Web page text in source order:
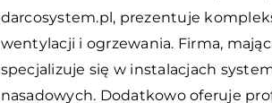
darcosystem.pl, prezentuje
wentylacji i ogrzewania. Firma,
specjalizuje się w instalacjach
nasadowych. Dodatkowo oferuje